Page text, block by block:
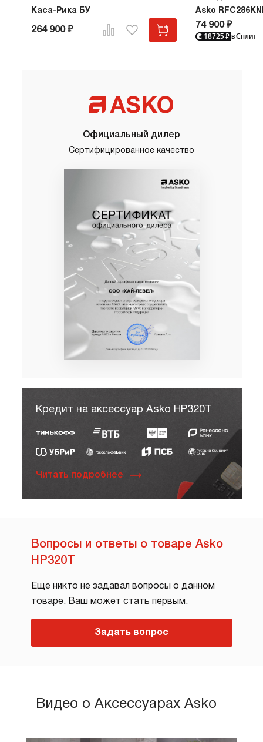
Каса-Рика БУ
264 900 ₽
Asko
74 900 ₽
18725 ₽ в Сплит
Официальный дилер
Сертифицированное качество
Кредит на аксессуар Asko HP320T
Читать подробнее
Вопросы и ответы о товаре Asko
HP320T
Еще никто не задавал вопросы о данном
товаре. Ваш может стать первым.
Задать вопрос
Видео о Аксессуарах Asko